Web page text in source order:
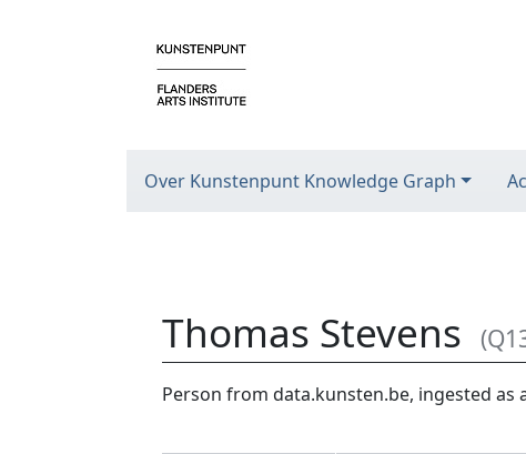
Over Kunstenpunt Knowledge Graph
Thomas Stevens
Ga naar:navigatie,zoeken
Person from data.kunsten.be, ingested as